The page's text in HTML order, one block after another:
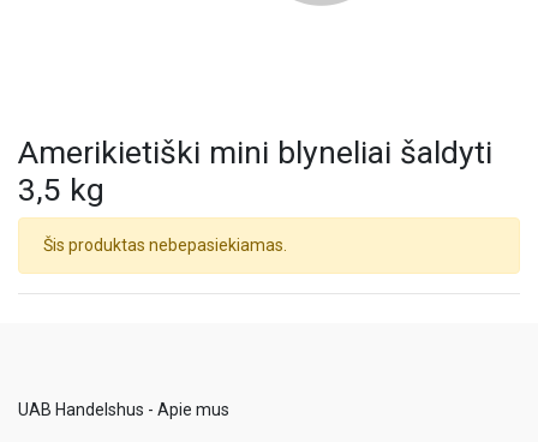
Amerikietiški mini blyneliai šaldyti
3,5 kg
Šis produktas nebepasiekiamas.
UAB Handelshus - Apie mus